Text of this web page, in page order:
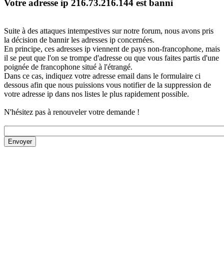
Votre adresse ip 216.73.216.144 est banni
Suite à des attaques intempestives sur notre forum, nous avons pris
la décision de bannir les adresses ip concernées.
En principe, ces adresses ip viennent de pays non-francophone, mais
il se peut que l'on se trompe d'adresse ou que vous faites partis d'une
poignée de francophone situé à l'étrangé.
Dans ce cas, indiquez votre adresse email dans le formulaire ci
dessous afin que nous puissions vous notifier de la suppression de
votre adresse ip dans nos listes le plus rapidement possible.
N'hésitez pas à renouveler votre demande !